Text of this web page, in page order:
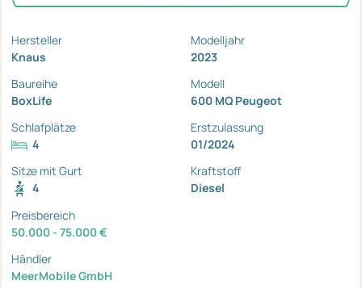
Hersteller
Knaus
Modelljahr
2023
Baureihe
BoxLife
Modell
600 MQ Peugeot
Schlafplätze
4
Erstzulassung
01/2024
Sitze mit Gurt
4
Kraftstoff
Diesel
Preisbereich
50.000 - 75.000 €
Händler
MeerMobile GmbH